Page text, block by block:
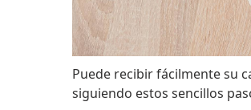
Puede recibir fácilmente su
siguiendo estos sencillos